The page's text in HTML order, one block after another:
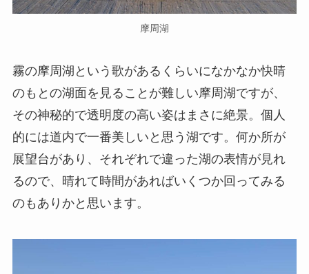
摩周湖
霧の摩周湖という歌があるくらいになかなか快晴
のもとの湖面を見ることが難しい摩周湖ですが、
その神秘的で透明度の高い姿はまさに絶景。個人
的には道内で一番美しいと思う湖です。何か所が
展望台があり、それぞれで違った湖の表情が見れ
るので、晴れて時間があればいくつか回ってみる
のもありかと思います。